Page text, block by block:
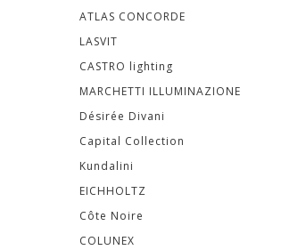
skrinky
MATRACE
SVIETIDLÁ
ATLAS CONCORDE
LASVIT
CASTRO lighting
MARCHETTI ILLUMINAZIONE
Désirée Divani
Capital Collection
Kundalini
EICHHOLTZ
Côte Noire
COLUNEX